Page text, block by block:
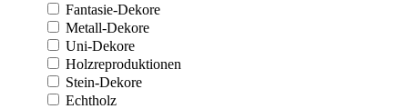
Fantasie-Dekore
Metall-Dekore
Uni-Dekore
Holzreproduktionen
Stein-Dekore
Echtholz